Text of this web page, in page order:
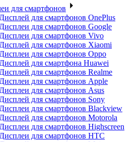
для смартфонов
Дисплей для смартфонов OnePlus
Дисплеи для смартфонов Google
Дисплеи для смартфонов Vivo
Дисплей для смартфонов Xiaomi
Дисплеи для смартфонов Oppo
Дисплей для смартфона Huawei
Дисплей для смартфонов Realme
Дисплеи для смартфонов Apple
Дисплеи для смартфонов Asus
Дисплей для смартфонов Sony
Дисплеи для смартфонов Blackview
Дисплей для смартфонов Motorola
Дисплеи для смартфонов Highscreen
Дисплеи для смартфонов HTC